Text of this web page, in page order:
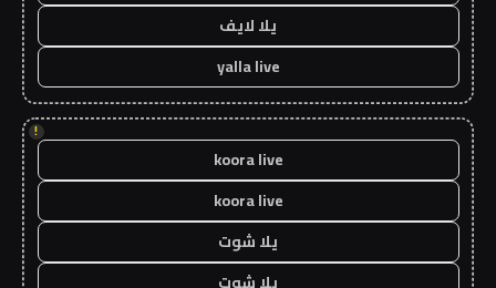
يلا لايف
yalla live
!
koora live
koora live
يلا شوت
يلا شوت